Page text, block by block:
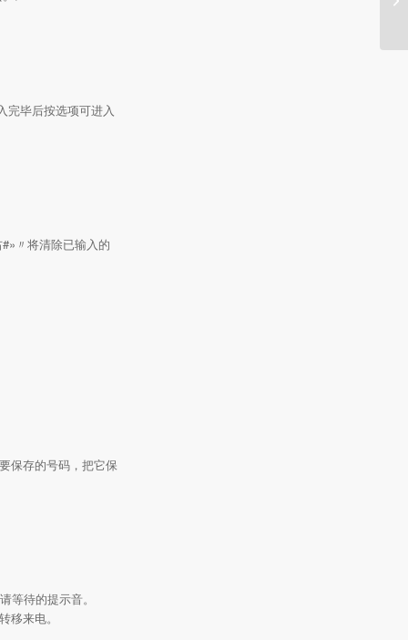
完毕后按选项可进入
〃将清除已输入的
保存的号码，把它保
待的提示音。
来电。